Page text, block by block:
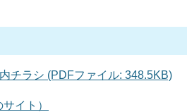
チラシ (PDFファイル: 348.5KB)
イト）